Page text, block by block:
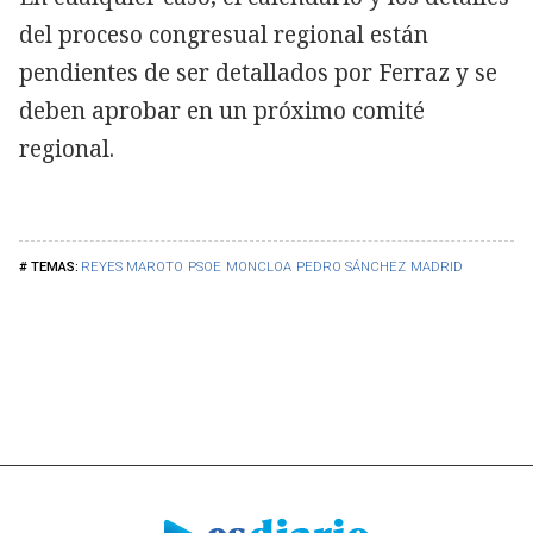
REYES MAROTO PSOE MONCLOA PEDRO SÁNCHEZ MADRID
del proceso congresual regional están
pendientes de ser detallados por Ferraz y se
deben aprobar en un próximo comité
regional.